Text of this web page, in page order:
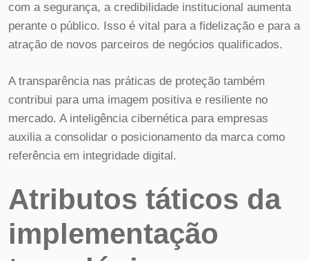
com a segurança, a credibilidade institucional aumenta
perante o público. Isso é vital para a fidelização e para a
atração de novos parceiros de negócios qualificados.
A transparência nas práticas de proteção também
contribui para uma imagem positiva e resiliente no
mercado. A inteligência cibernética para empresas
auxilia a consolidar o posicionamento da marca como
referência em integridade digital.
Atributos táticos da
implementação